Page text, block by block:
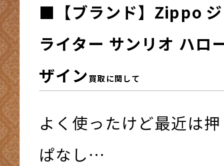
■ 【ブランド】Zippo
ライター サンリオ ハロ
ザイン 買取に関して
よく使ったけど最近は
ぱなし…